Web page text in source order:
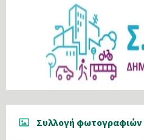
Συλλογή φωτογραφιών